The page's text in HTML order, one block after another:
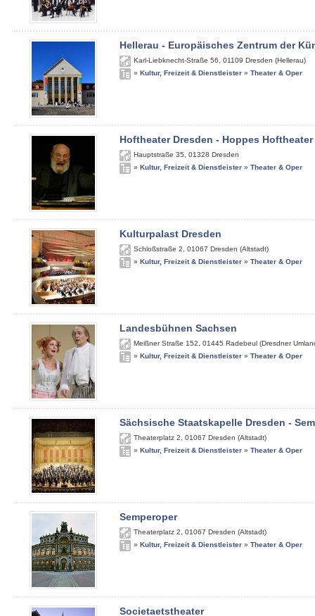
Hellerau - Europäisches Zentrum der
Karl-Liebknecht-Straße 56 01109 Dresden (Hellerau)
» Kultur, Freizeit & Dienstleister » Theater & Oper
Hoftheater Dresden - Hoppes Hoftheater
Hauptstraße 35 01328 Dresden
» Kultur, Freizeit & Dienstleister » Theater & Oper
Kulturpalast Dresden
Schloßstraße 2 01067 Dresden (Altstadt)
» Kultur, Freizeit & Dienstleister » Theater & Oper
Landesbühnen Sachsen
Meißner Straße 152 01445 Radebeul (Dresdner
» Kultur, Freizeit & Dienstleister » Theater & Oper
Sächsische Staatskapelle Dresden -
Theaterplatz 2 01067 Dresden (Altstadt)
» Kultur, Freizeit & Dienstleister » Theater & Oper
Semperoper
Theaterplatz 2 01067 Dresden (Altstadt)
» Kultur, Freizeit & Dienstleister » Theater & Oper
Societaetstheater